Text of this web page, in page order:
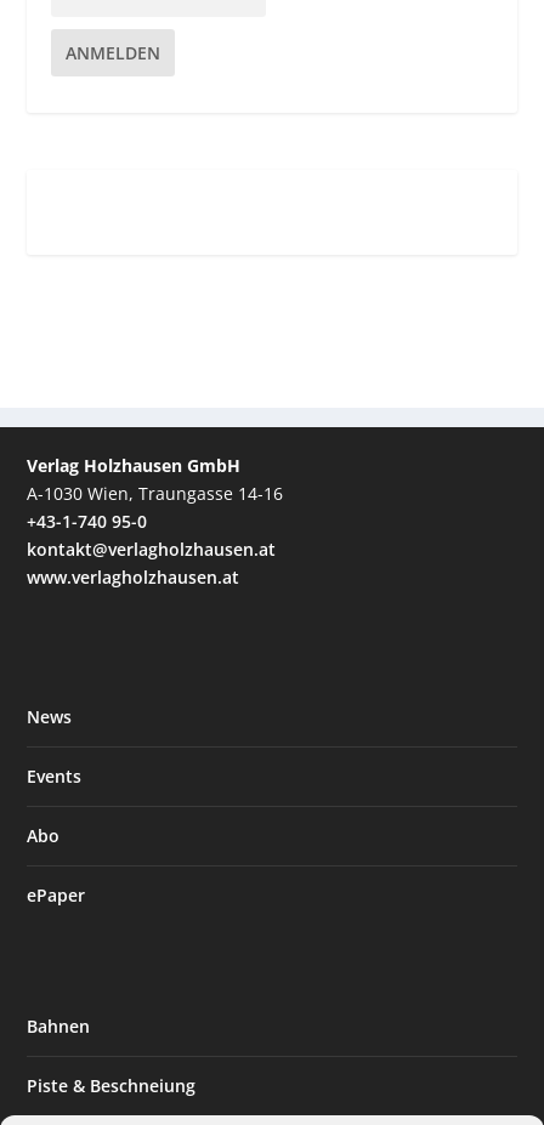
ANMELDEN
Verlag Holzhausen GmbH
A-1030 Wien, Traungasse 14-16
+43-1-740 95-0
kontakt@verlagholzhausen.at
www.verlagholzhausen.at
News
Events
Abo
ePaper
Bahnen
Piste & Beschneiung